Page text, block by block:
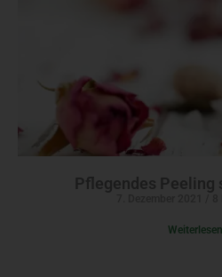
Pflegendes Peeling